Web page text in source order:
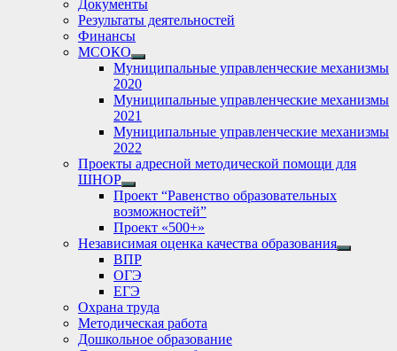
sub
menu
Документы
Результаты деятельностей
Финансы
МСОКО
Show
sub
menu
Муниципальные управленческие механизмы
2020
Муниципальные управленческие механизмы
2021
Муниципальные управленческие механизмы
2022
Проекты адресной методической помощи для
ШНОР
Show
sub
menu
Проект “Равенство образовательных
возможностей”
Проект «500+»
Независимая оценка качества образования
Show
ВПР
ОГЭ
ЕГЭ
Охрана труда
Методическая работа
Дошкольное образование